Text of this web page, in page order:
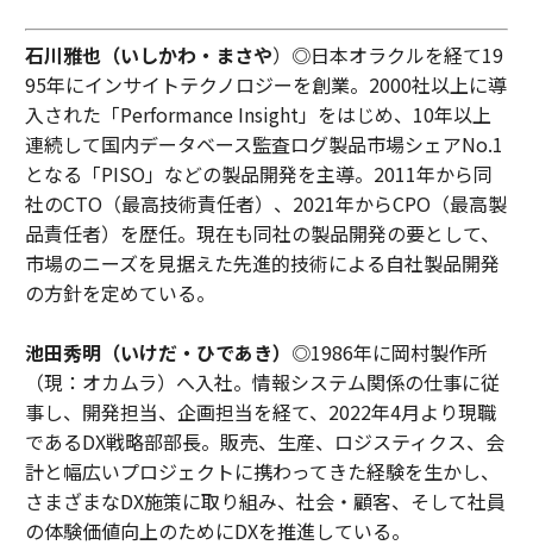
石川雅也（いしかわ・まさや）◎日本オラクルを経て19
95年にインサイトテクノロジーを創業。2000社以上に導
入された「Performance Insight」をはじめ、10年以上
連続して国内データベース監査ログ製品市場シェアNo.1
となる「PISO」などの製品開発を主導。2011年から同
社のCTO（最高技術責任者）、2021年からCPO（最高製
品責任者）を歴任。現在も同社の製品開発の要として、
市場のニーズを見据えた先進的技術による自社製品開発
の方針を定めている。
池田秀明（いけだ・ひであき） ◎1986年に岡村製作所
（現：オカムラ）へ入社。情報システム関係の仕事に従
事し、開発担当、企画担当を経て、2022年4月より現職
であるDX戦略部部長。販売、生産、ロジスティクス、会
計と幅広いプロジェクトに携わってきた経験を生かし、
さまざまなDX施策に取り組み、社会・顧客、そして社員
の体験価値向上のためにDXを推進している。